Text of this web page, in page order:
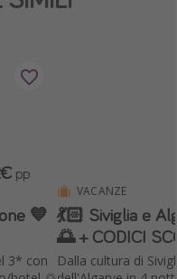
💙
3* con
pp
VACANZE
💃🏻 Siviglia e
🌅 + CODICI
Dalla cultura di